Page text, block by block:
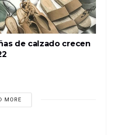
de calzado crecen
MORE